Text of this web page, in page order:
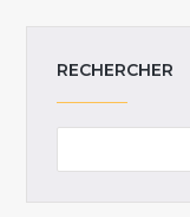
RECHERCHER